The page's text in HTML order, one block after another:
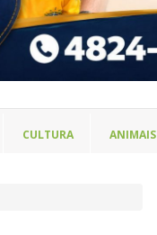
CULTURA ANIMAIS